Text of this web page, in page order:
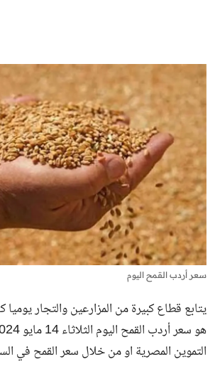
سعر أردب القمح اليوم
يتابع قطاع كبيرة من المزارعين والتجار يوميا
التموين المصرية او من خلال سعر القمح في